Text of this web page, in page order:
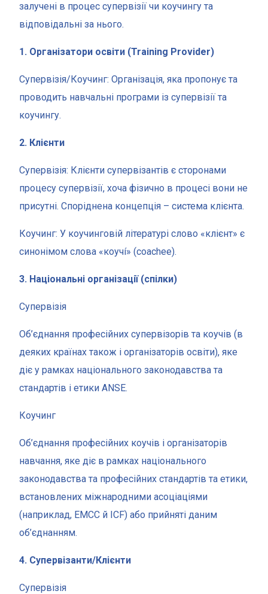
залучені в процес супервізії чи коучингу та
відповідальні за нього.
1. Організатори освіти (Training Provider)
Супервізія/Коучинг: Організація, яка пропонує та
проводить навчальні програми із супервізії та
коучингу.
2. Клієнти
Супервізія: Клієнти супервізантів є сторонами
процесу супервізії, хоча фізично в процесі вони не
присутні. Споріднена концепція – система клієнта.
Коучинг: У коучинговій літературі слово «клієнт» є
синонімом слова «коучí» (coachee).
3. Національні організації (спілки)
Супервізія
Об’єднання професійних супервізорів та коучів (в
деяких країнах також і організаторів освіти), яке
діє у рамках національного законодавства та
стандартів і етики ANSE.
Коучинг
Об’єднання професійних коучів і організаторів
навчання, яке діє в рамках національного
законодавства та професійних стандартів та етики,
встановлених міжнародними асоціаціями
(наприклад, EMCC й ICF) або прийняті даним
об’єднанням.
4. Супервізанти/Клієнти
Супервізія